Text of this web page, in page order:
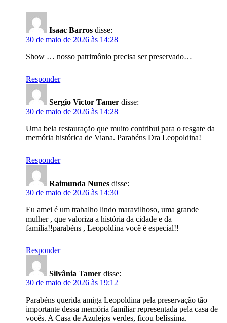
Isaac Barros disse:
30 de maio de 2026 às 14:28
Show … nosso patrimônio precisa ser preservado…
Responder
Sergio Victor Tamer disse:
30 de maio de 2026 às 14:28
Uma bela restauração que muito contribui para o resgate da
memória histórica de Viana. Parabéns Dra Leopoldina!
Responder
Raimunda Nunes disse:
30 de maio de 2026 às 14:30
Eu amei é um trabalho lindo maravilhoso, uma grande
mulher , que valoriza a história da cidade e da
família!!parabéns , Leopoldina você é especial!!
Responder
Silvânia Tamer disse:
30 de maio de 2026 às 19:12
Parabéns querida amiga Leopoldina pela preservação tão
importante dessa memória familiar representada pela casa de
vocês. A Casa de Azulejos verdes, ficou belíssima.